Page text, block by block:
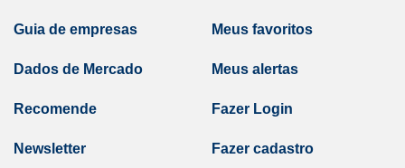
Guia de empresas
Dados de Mercado
Meus favoritos
Meus alertas
Recomende
Newsletter
Fazer Login
Fazer cadastro